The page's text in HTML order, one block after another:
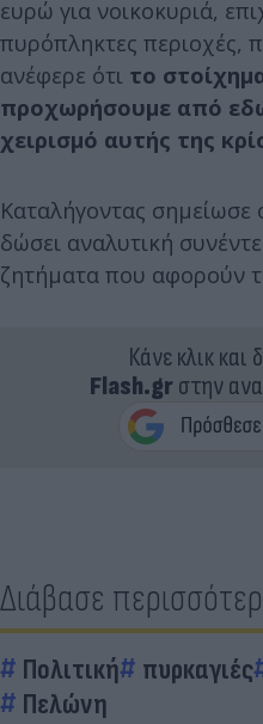
ευρώ για νοικοκυριά,
πυρόπληκτες περιοχές,
ανέφερε ότι το
προχωρήσουμε από
χειρισμό αυτής της
Καταλήγοντας
δώσει αναλυτική
ζητήματα που αφορούν
Κάνε κλικ και
Flash.grστην
Διάβασε
Πολιτική πυρκαγιές
Πελώνη